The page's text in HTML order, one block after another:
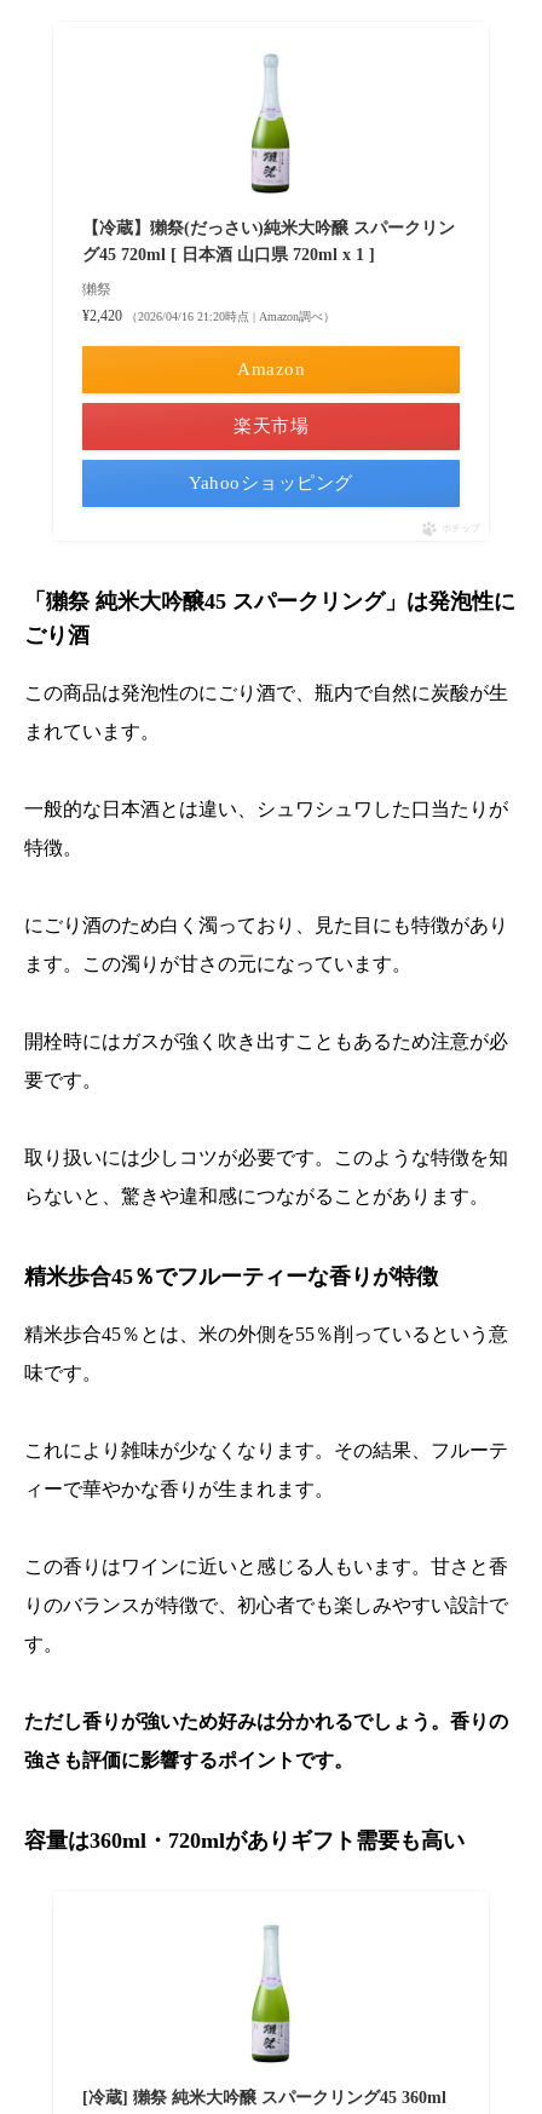
【冷蔵】獺祭(だっさい)純米大吟醸 スパークリン
グ45 720ml [ 日本酒 山口県 720ml x 1 ]
獺祭
¥2,420
（2026/04/16 21:20時点 | Amazon調べ）
Amazon
楽天市場
Yahooショッピング
ポチップ
「獺祭 純米大吟醸45 スパークリング」は発泡性に
ごり酒
この商品は発泡性のにごり酒で、瓶内で自然に炭酸が生
まれています。
一般的な日本酒とは違い、シュワシュワした口当たりが
特徴。
にごり酒のため白く濁っており、見た目にも特徴があり
ます。この濁りが甘さの元になっています。
開栓時にはガスが強く吹き出すこともあるため注意が必
要です。
取り扱いには少しコツが必要です。このような特徴を知
らないと、驚きや違和感につながることがあります。
精米歩合45％でフルーティーな香りが特徴
精米歩合45％とは、米の外側を55％削っているという意
味です。
これにより雑味が少なくなります。その結果、フルーテ
ィーで華やかな香りが生まれます。
この香りはワインに近いと感じる人もいます。甘さと香
りのバランスが特徴で、初心者でも楽しみやすい設計で
す。
ただし香りが強いため好みは分かれるでしょう。香りの
強さも評価に影響するポイントです。
容量は360ml・720mlがありギフト需要も高い
[冷蔵] 獺祭 純米大吟醸 スパークリング45 360ml